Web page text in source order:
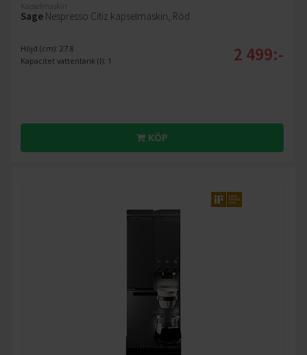
Kapselmaskin
Sage Nespresso Citiz kapselmaskin, Röd
Höjd (cm): 27.8
Kapacitet vattentank (l): 1
2 499:-
KÖP